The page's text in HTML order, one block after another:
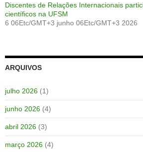
Discentes de Relações Internacionais
científicos na UFSM
6 06Etc/GMT+3 junho 06Etc/GMT+3 2026
ARQUIVOS
julho 2026 (1)
junho 2026 (4)
abril 2026 (3)
março 2026 (4)